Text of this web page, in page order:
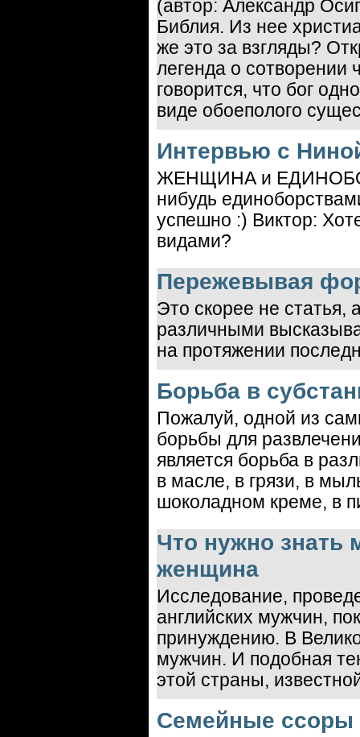
(автор: Александр
Библия. Из нее
же это за взгляды?
легенда о сотворении
говорится, что бог
виде обоеполого
Интервью с
ЖЕНЩИНА и
нибудь
успешно :) Виктор:
видами?
Пережевывая
Это скорее не статья,
различными
на протяжении
Борьба в
Пожалуй, одной из
борьбы для
является борьба в
в масле, в грязи, в
шоколадном креме, в
Что нужно знать
женщина
Исследование,
английских мужчин,
принуждению. В
мужчин. И подобная
этой страны,
Семейные ссоры